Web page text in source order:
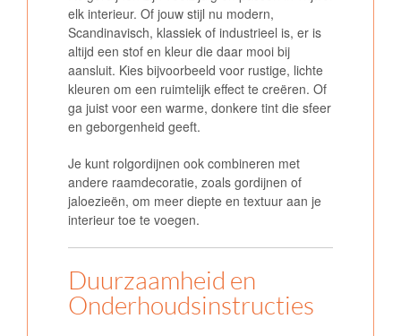
elk interieur. Of jouw stijl nu modern,
Scandinavisch, klassiek of industrieel is, er is
altijd een stof en kleur die daar mooi bij
aansluit. Kies bijvoorbeeld voor rustige, lichte
kleuren om een ruimtelijk effect te creëren. Of
ga juist voor een warme, donkere tint die sfeer
en geborgenheid geeft.
Je kunt rolgordijnen ook combineren met
andere raamdecoratie, zoals gordijnen of
jaloezieën, om meer diepte en textuur aan je
interieur toe te voegen.
Duurzaamheid en
Onderhoudsinstructies